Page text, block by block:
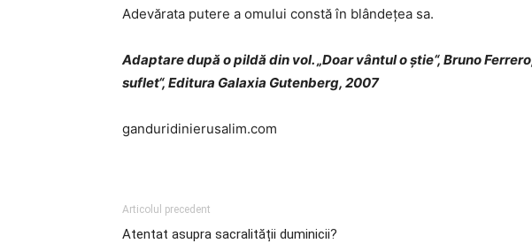
Adevărata putere a omului constă în blândeţea sa.
Adaptare după o pildă din vol. „Doar vântul o ştie“, Bruno
suflet“, Editura Galaxia Gutenberg, 2007
ganduridinierusalim.com
Articolul precedent
Atentat asupra sacralității duminicii?